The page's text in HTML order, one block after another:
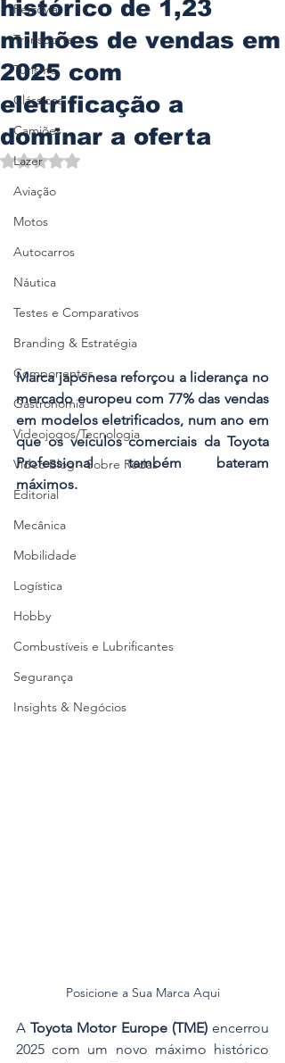
Ferrovia
Transporte
Turismo
Clássicos
Camiões
Lazer
Aviação
Motos
Autocarros
Náutica
Testes e Comparativos
Branding & Estratégia
Componentes
Gastronomia
Videojogos/Tecnologia
Vídeo Blog - Sobre Rodas
Editorial
Mecânica
Mobilidade
Logística
Hobby
Combustíveis e Lubrificantes
Segurança
Insights & Negócios
histórico de 1,23
milhões de vendas em
2025 com
eletrificação a
dominar a oferta
Avaliado com NaN de 5 estrelas.
Marca japonesa reforçou a liderança no
mercado europeu com 77% das vendas
em modelos eletrificados, num ano em
que os veículos comerciais da Toyota
Professional também bateram
máximos.
Posicione a Sua Marca Aqui
A Toyota Motor Europe (TME) encerrou
2025 com um novo máximo histórico